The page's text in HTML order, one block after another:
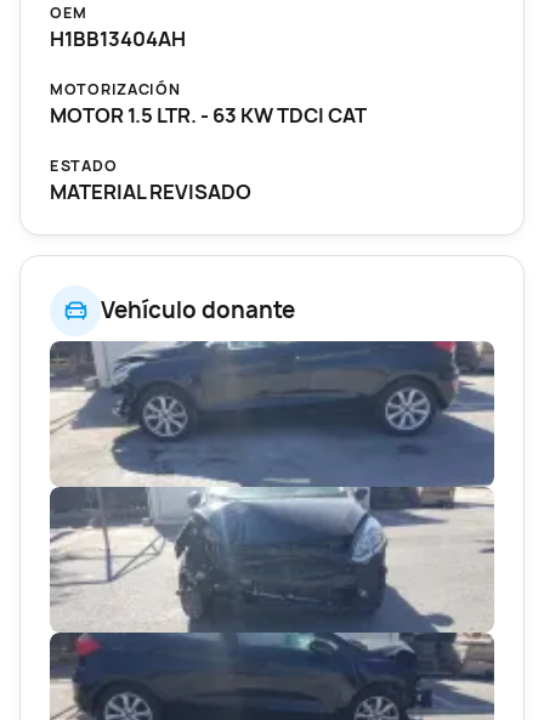
Vehículo donante
OEM
H1BB13404AH
MOTORIZACIÓN
MOTOR 1.5 LTR. - 63 KW TDCI CAT
ESTADO
MATERIAL REVISADO